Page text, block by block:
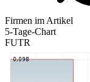
Firmen im Artikel
5-Tage-Chart
FUTR